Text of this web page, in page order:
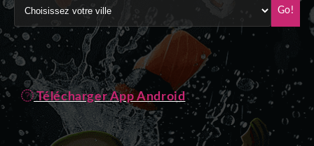
Go!
Télécharger App Android